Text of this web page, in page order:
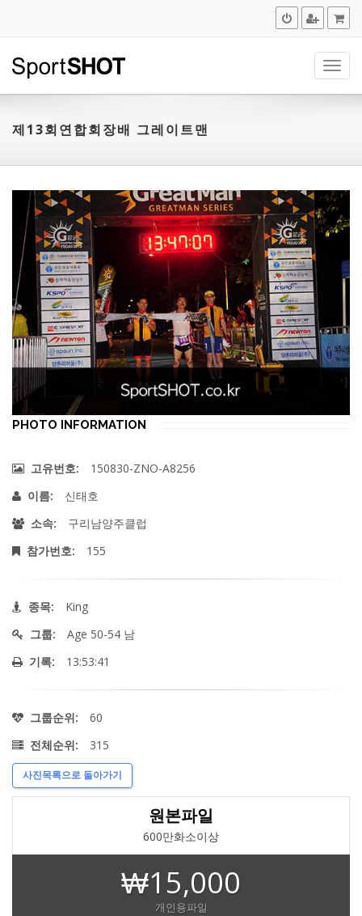
제13회연합회장배 그레이트맨
PHOTO INFORMATION
고유번호: 150830-ZNO-A8256
이름: 신태호
소속: 구리남양주클럽
참가번호: 155
종목: King
그룹: Age 50-54 남
기록: 13:53:41
그룹순위: 60
전체순위: 315
사진목록으로 돌아가기
원본파일
600만화소이상
₩15,000
개인용파일